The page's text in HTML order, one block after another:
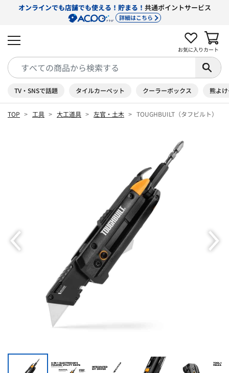
オンラインでも店舗でも使える！貯まる！ 共通ポイントサービス
詳細はこちら
お気に入り カート
TV・SNSで話題 タイルカーペット クーラーボックス 熊よ
TOP 工具 大工道具 左官・土木 TOUGHBUILT（タフビルト）